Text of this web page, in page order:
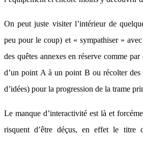
On peut juste visiter l’intérieur de
peu pour le coup) et « sympathiser »
des quêtes annexes en réserve comme
d’un point A à un point B ou récolter des
d’idées) pour la progression de la trame
Le manque d’interactivité est là et
risquent d’être déçus, en effet le titre